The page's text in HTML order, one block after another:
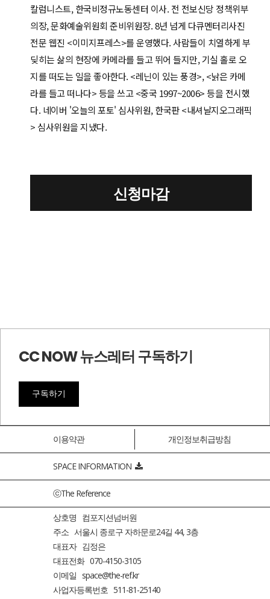
칼럼니스트, 한국비정규노동센터 이사. 전 전보신당 정책위부
의장, 문화예술위원회 준비위원장. 8년 넘게 다큐멘터리사진
전문 웹진 <이미지프레스>를 운영했다. 사람들이 치열하게 부
딪히는 삶의 현장에 카메라를 들고 뛰어 들지만, 기실 홀로 오
지를 떠도는 일을 좋아한다. <레닌이 있는 풍경>, <낡은 카메
라를 들고 떠나다> 등을 쓰고 <중국 1997~2006> 등을 전시했
다. 네이버 '오늘의 포토' 심사위원, 한국판 <내셔날지오그래픽
> 심사위원을 지냈다.
신청마감
CC NOW 뉴스레터 구독하기
구독하기
이용약관 개인정보취급방침
SPACE INFORMATION
ⓒThe Reference
상호명 컴포지션넘버원
주소 서울시 종로구 자하문로24길 44, 3층
대표자 김정은
대표전화 070-4150-3105
이메일 space@the-ref.kr
사업자등록번호 511-81-25140